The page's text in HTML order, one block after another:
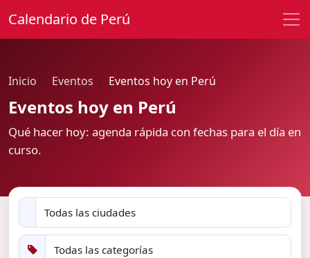
Calendario de Perú
Inicio Eventos Eventos hoy en Perú
Eventos hoy en Perú
Qué hacer hoy: agenda rápida con fechas para el día en
curso.